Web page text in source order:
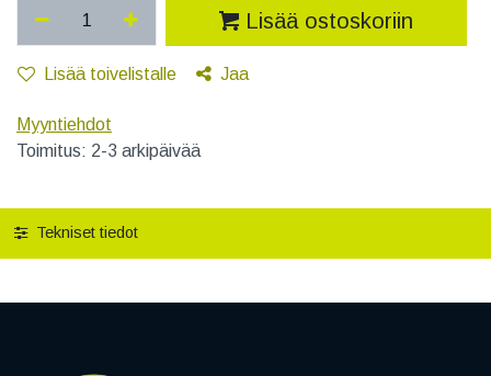
Lisää ostoskoriin
Lisää toivelistalle Jaa
Myyntiehdot
Toimitus: 2-3 arkipäivää
Tekniset tiedot